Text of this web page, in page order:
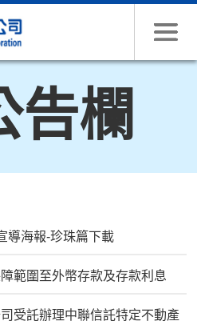
告欄
導海報-珍珠篇下載
範圍至外幣存款及存款利息
受託辦理中聯信託特定不動產